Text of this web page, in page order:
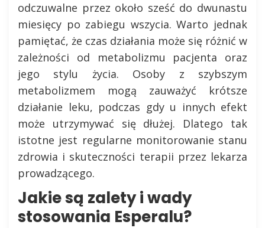
odczuwalne przez około sześć do dwunastu
miesięcy po zabiegu wszycia. Warto jednak
pamiętać, że czas działania może się różnić w
zależności od metabolizmu pacjenta oraz
jego stylu życia. Osoby z szybszym
metabolizmem mogą zauważyć krótsze
działanie leku, podczas gdy u innych efekt
może utrzymywać się dłużej. Dlatego tak
istotne jest regularne monitorowanie stanu
zdrowia i skuteczności terapii przez lekarza
prowadzącego.
Jakie są zalety i wady
stosowania Esperalu?